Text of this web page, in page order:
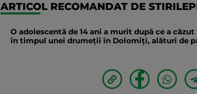
ARTICOL RECOMANDAT DE
O adolescentă de 14 ani a murit după ce a
în timpul unei drumeții în Dolomiți, alături de